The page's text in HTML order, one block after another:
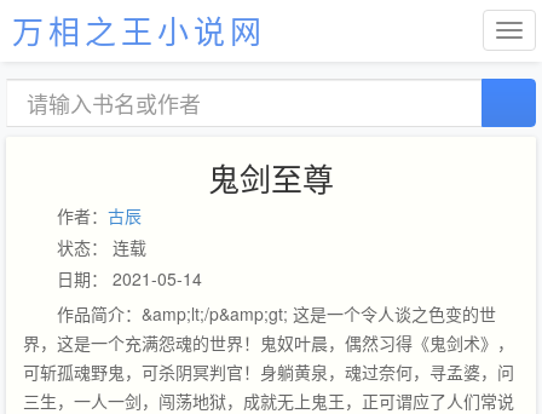
万相之王小说网
鬼剑至尊
作者： 古辰
状态： 连载
日期： 2021-05-14
作品简介：&amp;lt;/p&amp;gt; 这是一个令人谈之色变的世
界，这是一个充满怨魂的世界！鬼奴叶晨，偶然习得《鬼剑术》，
可斩孤魂野鬼，可杀阴冥判官！身躺黄泉，魂过奈何，寻孟婆，问
三生，一人一剑，闯荡地狱，成就无上鬼王，正可谓应了人们常说